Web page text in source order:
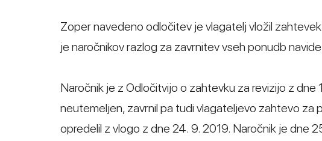
Zoper navedeno odločitev je vlagatelj vložil
je naročnikov razlog za zavrnitev vseh ponudb
Naročnik je z Odločitvijo o zahtevku za revizijo z dne
neutemeljen, zavrnil pa tudi vlagateljevo zahtevo za
opredelil z vlogo z dne 24. 9. 2019. Naročnik je dne